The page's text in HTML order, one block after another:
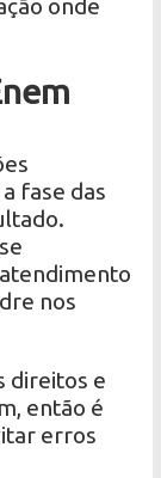
onde
fase das
nos
direitos e
então é
erros